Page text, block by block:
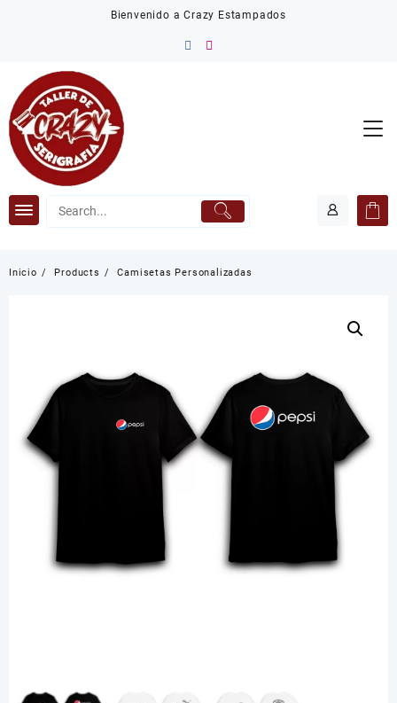
Bienvenido a Crazy Estampados
Inicio Products Camisetas Personalizadas